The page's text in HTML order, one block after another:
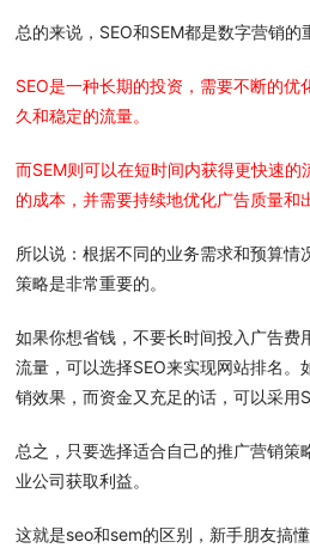
总的来说，SEO和SEM都是数字营销的
SEO是一种长期的投资，需要不断的
久和稳定的流量。
而SEM则可以在短时间内获得更快速的
的成本，并需要持续地优化广告质量和
所以说：根据不同的业务需求和预算情
策略是非常重要的。
如果你想省钱，不要长时间投入广告费
流量，可以选择SEO来实现网站排名。
销效果，而资金又充足的话，可以采用
总之，只要选择适合自己的推广营销策
业公司获取利益。
这就是seo和sem的区别，新手朋友搞